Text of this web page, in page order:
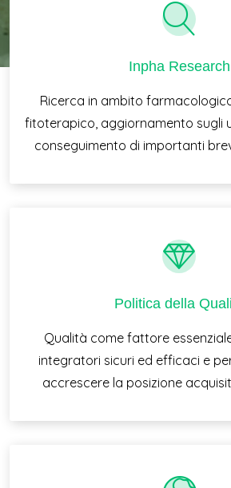
Inpha Research
Ricerca in ambito
fitoterapico, aggiornamento sugli
conseguimento di importanti
Politica della
Qualità come fattore
integratori sicuri ed efficaci e
accrescere la posizione